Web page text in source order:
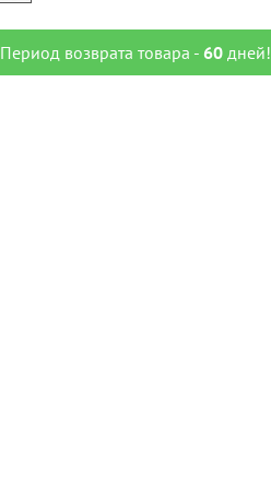
Период возврата товара - 60дней!